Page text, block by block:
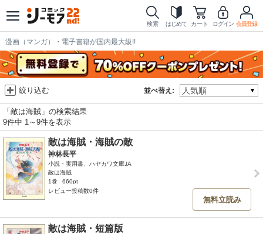
検索 はじめて カート ログイン 会員登録
漫画（マンガ）・電子書籍が国内最大級!!
並べ替え:
絞り込む
「敵は海賊」の検索結果
9件中 1～9件を表示
敵は海賊・海賊の敵
神林長平
小説・実用書、ハヤカワ文庫JA
敵は海賊
1巻
660pt
レビュー投稿数0件
無料立読み
敵は海賊・短篇版